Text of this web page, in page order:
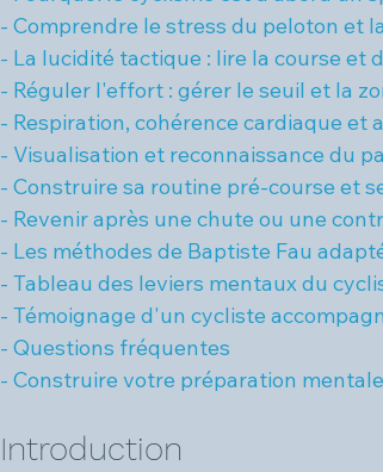
- Comprendre le stress du peloton et
- La lucidité tactique : lire la course et
- Réguler l'effort : gérer le seuil et la
- Respiration, cohérence cardiaque et
- Visualisation et reconnaissance du
- Construire sa routine pré-course et
- Revenir après une chute ou une
- Les méthodes de Baptiste Fau
- Tableau des leviers mentaux du
- Témoignage d'un cycliste
- Questions fréquentes
- Construire votre préparation
Introduction